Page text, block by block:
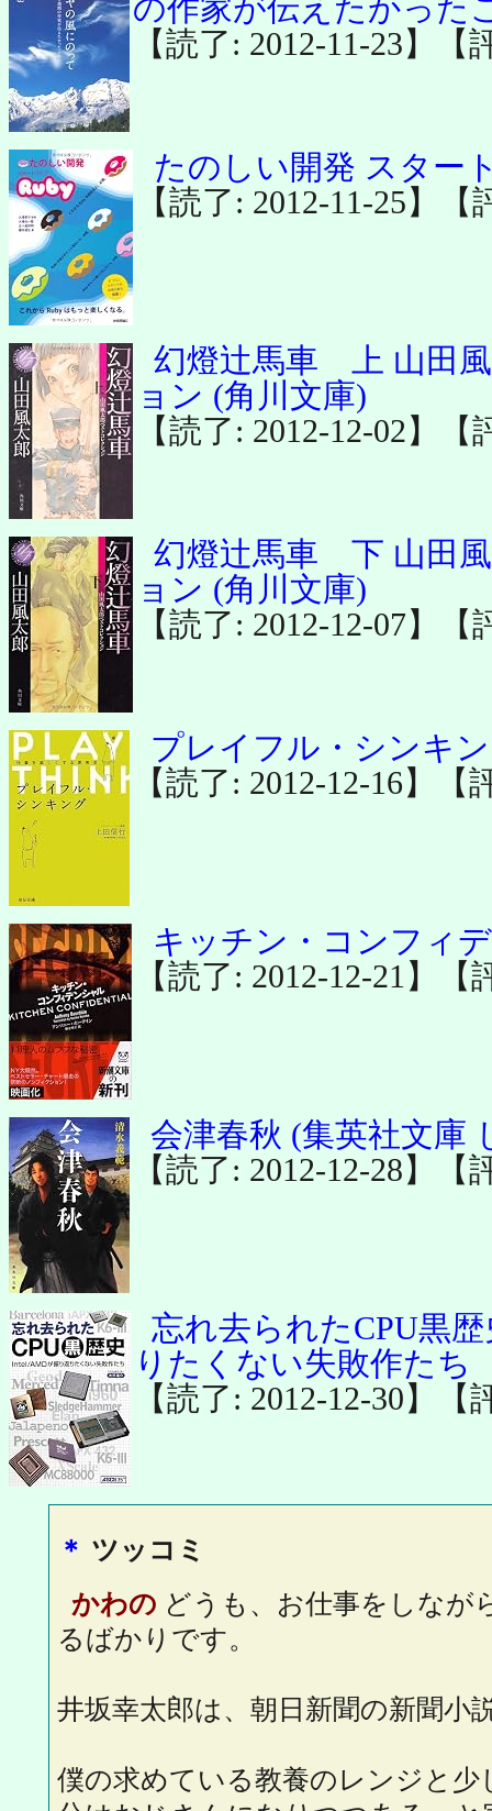
の作家が伝えたかった
【読了: 2012-11-23】【
たのしい開発 スター
【読了: 2012-11-25】【
幻燈辻馬車 上 山田
ョン (角川文庫)
【読了: 2012-12-02】【
幻燈辻馬車 下 山田
ョン (角川文庫)
【読了: 2012-12-07】【
プレイフル・シンキ
【読了: 2012-12-16】【
キッチン・コンフィ
【読了: 2012-12-21】【
会津春秋 (集英社文庫
【読了: 2012-12-28】【
忘れ去られたCPU黒
りたくない失敗作たち
【読了: 2012-12-30】【
＊ ツッコミ
かわの どうも、お仕事をしなが
るばかりです。
井坂幸太郎は、朝日新聞の新聞小
僕の求めている教養のレンジと少